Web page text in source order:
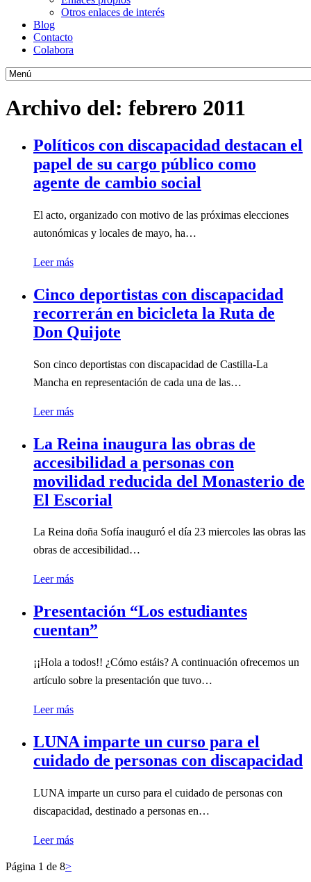
Otros enlaces de interés
Blog
Contacto
Colabora
Archivo del: febrero 2011
Políticos con discapacidad destacan el
papel de su cargo público como
agente de cambio social
El acto, organizado con motivo de las próximas elecciones
autonómicas y locales de mayo, ha…
Leer más
Cinco deportistas con discapacidad
recorrerán en bicicleta la Ruta de
Don Quijote
Son cinco deportistas con discapacidad de Castilla-La
Mancha en representación de cada una de las…
Leer más
La Reina inaugura las obras de
accesibilidad a personas con
movilidad reducida del Monasterio de
El Escorial
La Reina doña Sofía inauguró el día 23 miercoles las obras las
obras de accesibilidad…
Leer más
Presentación “Los estudiantes
cuentan”
¡¡Hola a todos!! ¿Cómo estáis? A continuación ofrecemos un
artículo sobre la presentación que tuvo…
Leer más
LUNA imparte un curso para el
cuidado de personas con discapacidad
LUNA imparte un curso para el cuidado de personas con
discapacidad, destinado a personas en…
Leer más
Página 1 de 8>